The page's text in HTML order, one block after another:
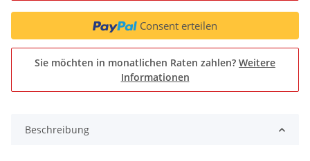
Consent erteilen
Sie möchten in monatlichen Raten zahlen? Weitere
Informationen
Beschreibung